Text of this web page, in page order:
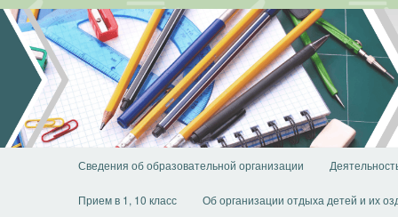
Перейти
основному
содержимому
Сведения об образовательной организации
Прием в 1, 10 класс Об организации отдыха детей и их